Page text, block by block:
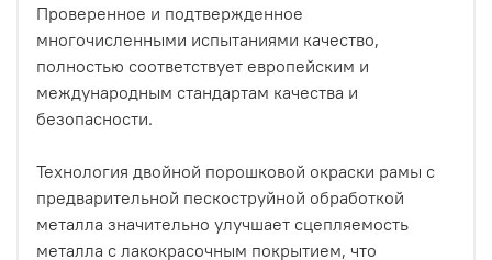
Проверенное и подтвержденное
многочисленными испытаниями качество,
полностью соответствует европейским и
международным стандартам качества и
безопасности.
Технология двойной порошковой окраски рамы с
предварительной пескоструйной обработкой
металла значительно улучшает сцепляемость
металла с лакокрасочным покрытием, что